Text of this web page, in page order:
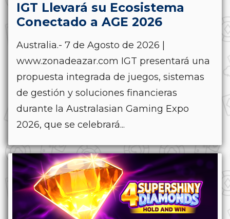
IGT Llevará su Ecosistema
Conectado a AGE 2026
Australia.- 7 de Agosto de 2026 |
www.zonadeazar.com IGT presentará una
propuesta integrada de juegos, sistemas
de gestión y soluciones financieras
durante la Australasian Gaming Expo
2026, que se celebrará...